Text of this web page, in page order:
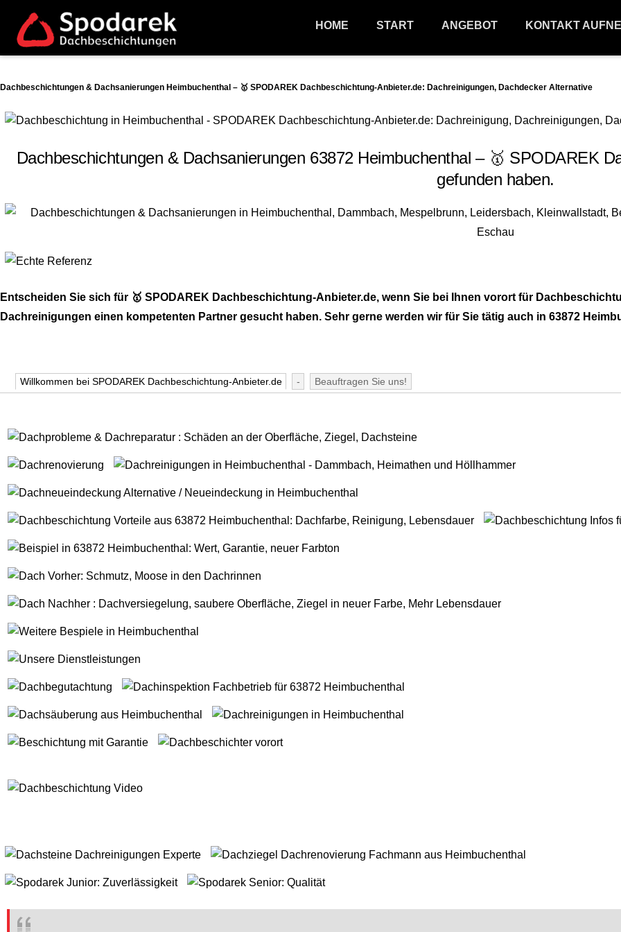
HOME START ANGEBOT KONTAKT
Dachbeschichtungen & Dachsanierungen Heimbuchenthal – 🥇 SPODAREK Dachbeschichtung-Anbieter.de: Dachreinigungen, Dachdecker Alternative
Dachbeschichtungen & Dachsanierungen 63872 Heimbuchenthal – 🥇 SPODAREK
gefunden haben.
Entscheiden Sie sich für 🥇 SPODAREK Dachbeschichtung-Anbieter.de, wenn Sie bei Ihnen vorort für
Dachreinigungen einen kompetenten Partner gesucht haben. Sehr gerne werden wir für Sie tätig auch in 63872
Willkommen bei SPODAREK Dachbeschichtung-Anbieter.de - Beauftragen Sie uns!